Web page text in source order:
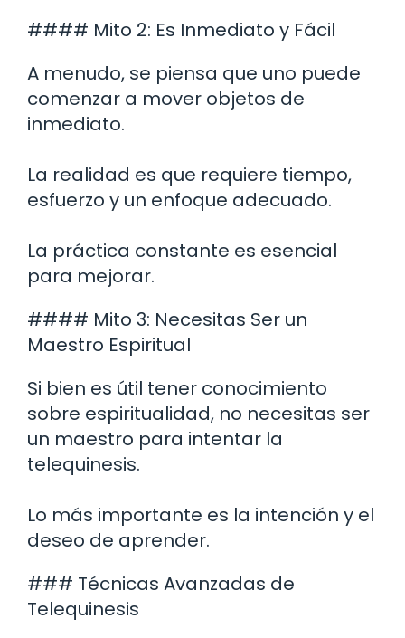
#### Mito 2: Es Inmediato y Fácil
A menudo, se piensa que uno puede
comenzar a mover objetos de
inmediato.
La realidad es que requiere tiempo,
esfuerzo y un enfoque adecuado.
La práctica constante es esencial
para mejorar.
#### Mito 3: Necesitas Ser un
Maestro Espiritual
Si bien es útil tener conocimiento
sobre espiritualidad, no necesitas ser
un maestro para intentar la
telequinesis.
Lo más importante es la intención y el
deseo de aprender.
### Técnicas Avanzadas de
Telequinesis